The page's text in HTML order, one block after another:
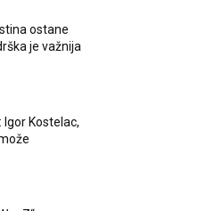
ostane
je važnija
Igor Kostelac,